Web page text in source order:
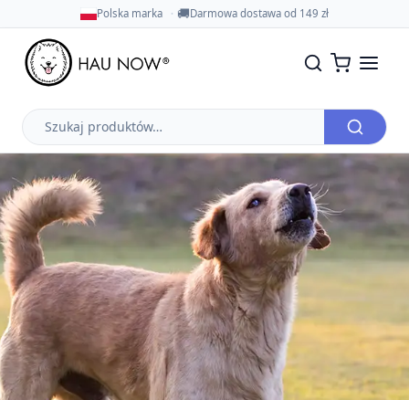
Polska marka 🚚Darmowa dostawa od 149 zł
Szukaj
produktów